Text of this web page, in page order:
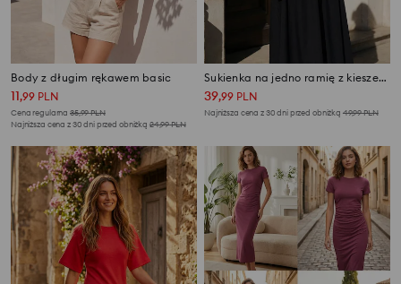
Body z długim rękawem basic
11,99 PLN
Cena regularna 35,99PLN
Najniższa cena z 30 dni przed obniżką 24,99PLN
Sukienka na jedno ramię z kieszeniami z łączonych materiałów
39,99 PLN
Najniższa cena z 30 dni przed obniżką 49,99PLN